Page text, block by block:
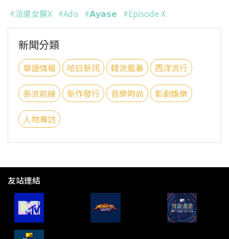
#派遣女醫X #Ado #𝗔𝘆𝗮𝘀𝗲 #Episode X
新聞分類
華語情報 哈日新訊 韓流風暴 西洋流行
泰流前線 新作發行 音樂時尚 影劇娛樂
人物專訪
友站連結